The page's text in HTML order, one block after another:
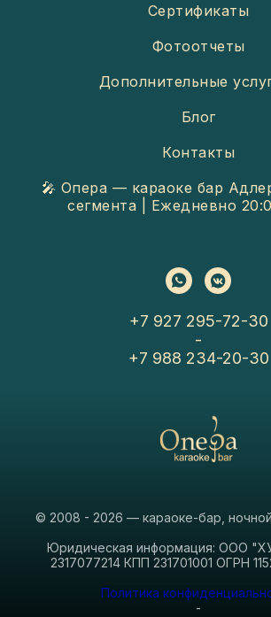
Сертификаты
Фотоотчеты
Дополнительные
Блог
Контакты
🎤 Опера — караоке бар
сегмента | Ежедневно
+7 927 295-72-30
-
+7 988 234-20-30
© 2008 - 2026 — караоке-бар,
Юридическая информация: ООО
2317077214 КПП 231701001 ОГРН
Политика
-